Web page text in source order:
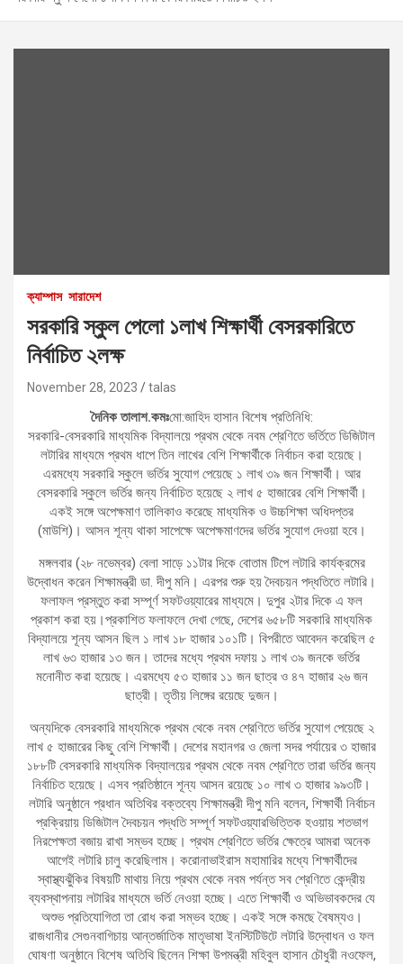
ক্যাম্পাস সারাদেশ
সরকারি স্কুল পেলো ১লাখ শিক্ষার্থী বেসরকারিতে
নির্বাচিত ২লক্ষ
November 28, 2023 talas
দৈনিক তালাশ.কমঃমো:জাহিদ হাসান বিশেষ প্রতিনিধি:
সরকারি-বেসরকারি মাধ্যমিক বিদ্যালয়ে প্রথম থেকে নবম শ্রেণিতে ভর্তিতে ডিজিটাল
লটারির মাধ্যমে প্রথম ধাপে তিন লাখের বেশি শিক্ষার্থীকে নির্বাচন করা হয়েছে।
এরমধ্যে সরকারি স্কুলে ভর্তির সুযোগ পেয়েছে ১ লাখ ৩৯ জন শিক্ষার্থী। আর
বেসরকারি স্কুলে ভর্তির জন্য নির্বাচিত হয়েছে ২ লাখ ৫ হাজারের বেশি শিক্ষার্থী।
একই সঙ্গে অপেক্ষমাণ তালিকাও করেছে মাধ্যমিক ও উচ্চশিক্ষা অধিদপ্তর
(মাউশি)। আসন শূন্য থাকা সাপেক্ষে অপেক্ষমাণদের ভর্তির সুযোগ দেওয়া হবে।
মঙ্গলবার (২৮ নভেম্বর) বেলা সাড়ে ১১টার দিকে বোতাম টিপে লটারি কার্যক্রমের
উদ্বোধন করেন শিক্ষামন্ত্রী ডা. দীপু মনি। এরপর শুরু হয় দৈবচয়ন পদ্ধতিতে লটারি।
ফলাফল প্রস্তুত করা সম্পূর্ণ সফটওয়্যারের মাধ্যমে। দুপুর ২টার দিকে এ ফল
প্রকাশ করা হয়।প্রকাশিত ফলাফলে দেখা গেছে, দেশের ৬৫৮টি সরকারি মাধ্যমিক
বিদ্যালয়ে শূন্য আসন ছিল ১ লাখ ১৮ হাজার ১০১টি। বিপরীতে আবেদন করেছিল ৫
লাখ ৬৩ হাজার ১৩ জন। তাদের মধ্যে প্রথম দফায় ১ লাখ ৩৯ জনকে ভর্তির
মনোনীত করা হয়েছে। এরমধ্যে ৫৩ হাজার ১১ জন ছাত্র ও ৪৭ হাজার ২৬ জন
ছাত্রী। তৃতীয় লিঙ্গের রয়েছে দুজন।
অন্যদিকে বেসরকারি মাধ্যমিকে প্রথম থেকে নবম শ্রেণিতে ভর্তির সুযোগ পেয়েছে ২
লাখ ৫ হাজারের কিছু বেশি শিক্ষার্থী। দেশের মহানগর ও জেলা সদর পর্যায়ের ৩ হাজার
১৮৮টি বেসরকারি মাধ্যমিক বিদ্যালয়ের প্রথম থেকে নবম শ্রেণিতে তারা ভর্তির জন্য
নির্বাচিত হয়েছে। এসব প্রতিষ্ঠানে শূন্য আসন রয়েছে ১০ লাখ ৩ হাজার ৯৯৩টি।
লটারি অনুষ্ঠানে প্রধান অতিথির বক্তব্যে শিক্ষামন্ত্রী দীপু মনি বলেন, শিক্ষার্থী নির্বাচন
প্রক্রিয়ায় ডিজিটাল দৈবচয়ন পদ্ধতি সম্পূর্ণ সফটওয়্যারভিত্তিক হওয়ায় শতভাগ
নিরপেক্ষতা বজায় রাখা সম্ভব হচ্ছে। প্রথম শ্রেণিতে ভর্তির ক্ষেত্রে আমরা অনেক
আগেই লটারি চালু করেছিলাম। করোনাভাইরাস মহামারির মধ্যে শিক্ষার্থীদের
স্বাস্থ্যঝুঁকির বিষয়টি মাথায় নিয়ে প্রথম থেকে নবম পর্যন্ত সব শ্রেণিতে কেন্দ্রীয়
ব্যবস্থাপনায় লটারির মাধ্যমে ভর্তি নেওয়া হচ্ছে। এতে শিক্ষার্থী ও অভিভাবকদের যে
অশুভ প্রতিযোগিতা তা রোধ করা সম্ভব হচ্ছে। একই সঙ্গে কমছে বৈষম্যও।
রাজধানীর সেগুনবাগিচায় আন্তর্জাতিক মাতৃভাষা ইনস্টিটিউটে লটারি উদ্বোধন ও ফল
ঘোষণা অনুষ্ঠানে বিশেষ অতিথি ছিলেন শিক্ষা উপমন্ত্রী মহিবুল হাসান চৌধুরী নওফেল,